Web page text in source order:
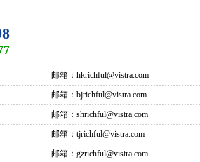
邮箱：hkrichful@vistra.com
邮箱：bjrichful@vistra.com
邮箱：shrichful@vistra.com
邮箱：tjrichful@vistra.com
邮箱：gzrichful@vistra.com